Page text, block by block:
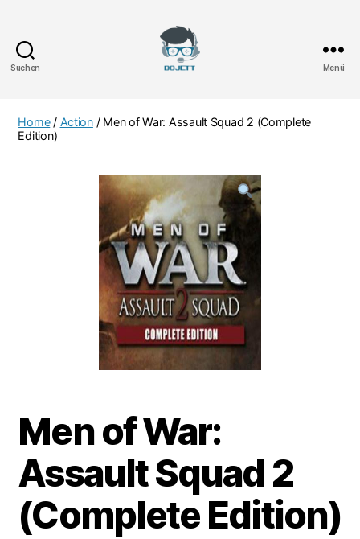
Suchen Menü
Home/ Action/ Men of War: Assault Squad 2 (Complete
Edition)
Men of War:
Assault Squad 2
(Complete Edition)